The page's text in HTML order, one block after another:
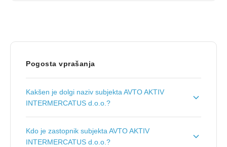
Pogosta vprašanja
Kakšen je dolgi naziv subjekta AVTO AKTIV
INTERMERCATUS d.o.o.?
INTERMERCATUS, mednarodna trgovina, d.o.o.
Kdo je zastopnik subjekta AVTO AKTIV
INTERMERCATUS d.o.o.?